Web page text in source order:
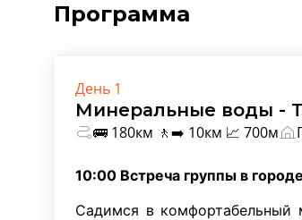
Программа
День 1
Минеральные воды -
🚌 180км 🚶‍➡️ 10км 📈 700м
10:00 Встреча группы в
Садимся в комфортабельный